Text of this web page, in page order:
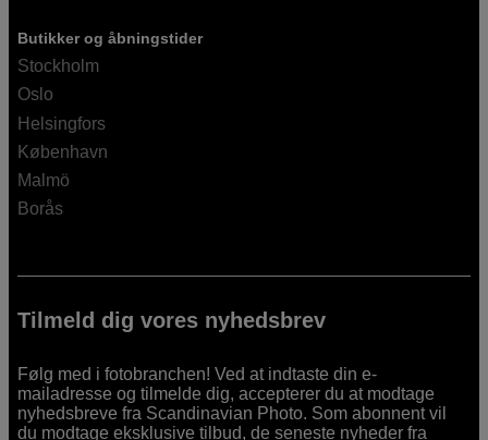
Butikker og åbningstider
Stockholm
Oslo
Helsingfors
København
Malmö
Borås
Tilmeld dig vores nyhedsbrev
Følg med i fotobranchen! Ved at indtaste din e-
mailadresse og tilmelde dig, accepterer du at modtage
nyhedsbreve fra Scandinavian Photo. Som abonnent vil
du modtage eksklusive tilbud, de seneste nyheder fra